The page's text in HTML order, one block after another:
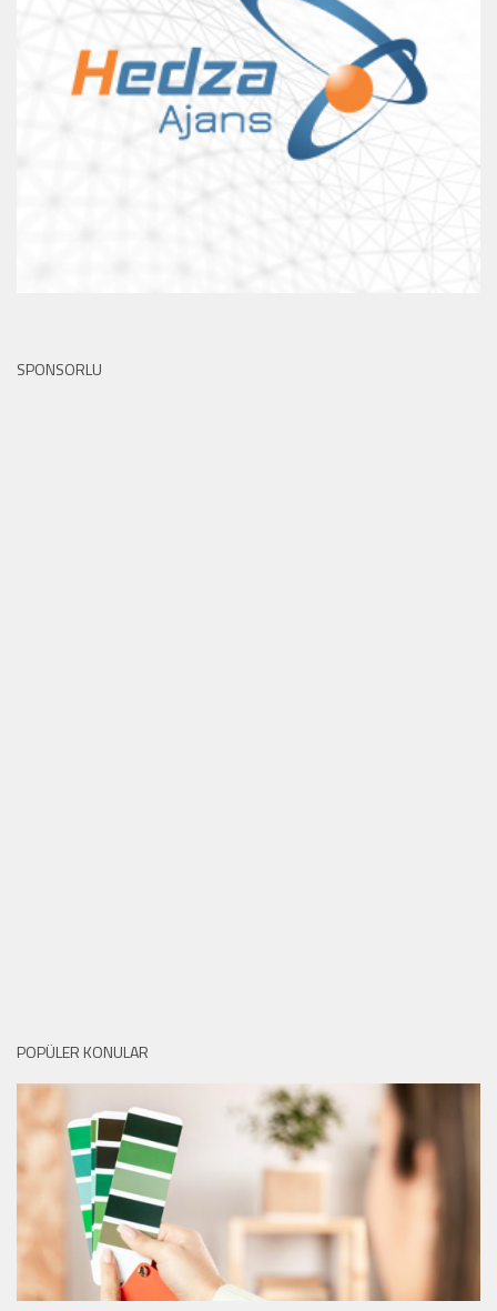
SPONSORLU
POPÜLER KONULAR